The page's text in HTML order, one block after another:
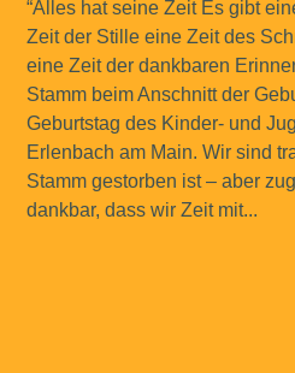
“Alles hat seine Zeit Es gibt
Zeit der Stille eine Zeit des
eine Zeit der dankbaren
Stamm beim Anschnitt der
Geburtstag des Kinder- und
Erlenbach am Main. Wir sind
Stamm gestorben ist – aber
dankbar, dass wir Zeit mit...